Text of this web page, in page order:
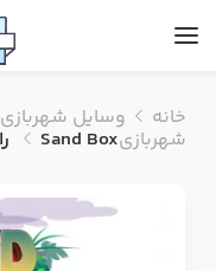
خانه وسایل شهربازی
شهربازیSand Box رابین تک